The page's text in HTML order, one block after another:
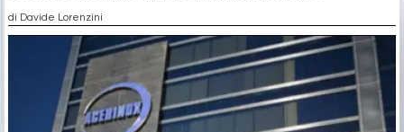
di Davide Lorenzini